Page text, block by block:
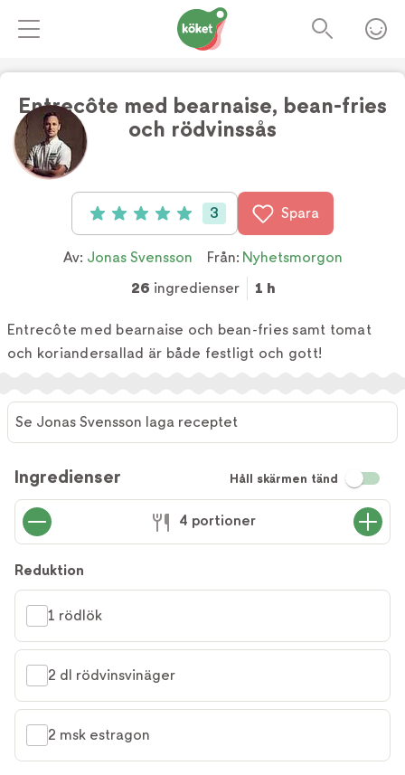
Entrecôte med bearnaise, bean-fries
och rödvinssås
Betyg: 5 av 5 (3 röster)
3 Spara
Av: Jonas Svensson Från: Nyhetsmorgon
26 ingredienser 1 h
Entrecôte med bearnaise och bean-fries samt tomat
och koriandersallad är både festligt och gott!
Se Jonas Svensson laga receptet
Ingredienser Håll skärmen tänd
4 portioner
Reduktion
1 rödlök
2 dl rödvinsvinäger
2 msk estragon